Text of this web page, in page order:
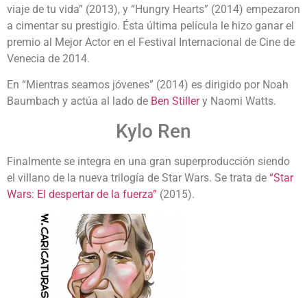
viaje de tu vida” (2013), y “Hungry Hearts” (2014) empezaron
a cimentar su prestigio. Ésta última película le hizo ganar el
premio al Mejor Actor en el Festival Internacional de Cine de
Venecia de 2014.
En “Mientras seamos jóvenes” (2014) es dirigido por Noah
Baumbach y actúa al lado de Ben Stillery Naomi Watts.
Kylo Ren
Finalmente se integra en una gran superproducción siendo
el villano de la nueva trilogía de Star Wars. Se trata de “Star
Wars: El despertar de la fuerza” (2015).